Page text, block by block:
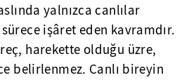
yalnızca canlılar
işâret eden kavramdır.
harekette olduğu üzre,
belirlenmez. Canlı bireyin